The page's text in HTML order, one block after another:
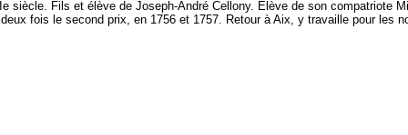
siècle. Fils et élève de Joseph-André Cellony. Elève de son compatriote
fois le second prix, en 1756 et 1757. Retour à Aix, y travaille pour les